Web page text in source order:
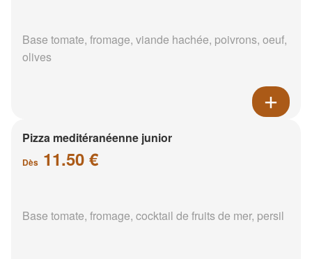
Base tomate, fromage, viande hachée, poivrons, oeuf,
olives
Pizza meditéranéenne junior
Dès 11.50 €
Base tomate, fromage, cocktail de fruits de mer, persil